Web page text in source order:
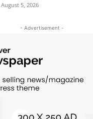
August 5, 2026
- Advertisement -